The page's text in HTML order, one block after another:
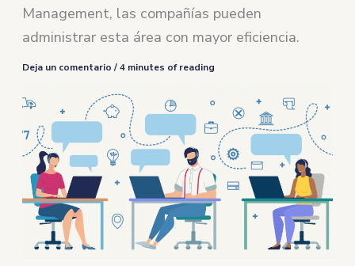
Management, las compañías pueden
administrar esta área con mayor eficiencia.
Deja un comentario /4 minutes of reading